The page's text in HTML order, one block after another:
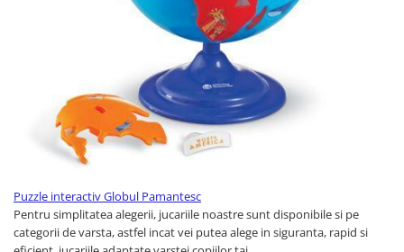
Puzzle interactiv Globul Pamantesc
Pentru simplitatea alegerii, jucariile noastre sunt disponibile si pe
categorii de varsta, astfel incat vei putea alege in siguranta, rapid si